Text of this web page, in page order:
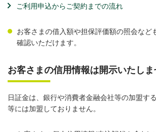
ご利用申込からご契約までの流れ
お客さまの借入額や担保評価額の照会など
確認いただけます。
お客さまの信用情報は開示いたし
日証金は、銀行や消費者金融会社等の加盟す
等には加盟しておりません。